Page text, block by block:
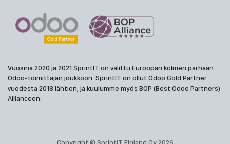
Vuosina 2020 ja 2021 SprintIT on valittu Euroopan kolmen parhaan
Odoo-toimittajan joukkoon. SprintIT on ollut Odoo Gold Partner
vuodesta 2018 lähtien, ja kuulumme myös BOP (Best Odoo Partners)
Allianceen.
Copyright © SprintIT Finland Oy 2026